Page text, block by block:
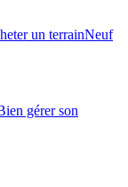
un terrainNeuf
gérer son